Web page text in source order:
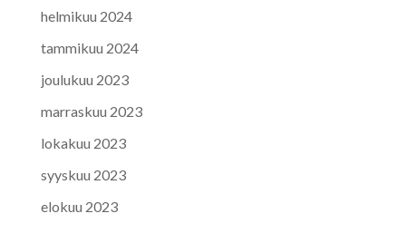
helmikuu 2024
tammikuu 2024
joulukuu 2023
marraskuu 2023
lokakuu 2023
syyskuu 2023
elokuu 2023